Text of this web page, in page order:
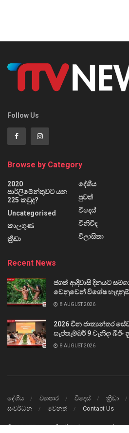
Follow Us
Browse by Category
2020
පාර්ලිමේන්තුවට යන
225 කවුද?
Uncategorised
කාලගුණ
ක්‍රීඩා
දේශීය
පුවත්
විදෙස්
විනිවිද
විලාසිතා
Recent News
ජගත් ආදිවාසි දිනයට
වෙනුවෙන් විශේෂ
8 AUGUST 2026
2026 චීන ජාත්‍යන්තර
සැප්තැම්බර් 9 වැනිදා
8 AUGUST 2026
දේශීය ව්‍යාපාර විදෙස් ක්‍රීඩා
සංවර්ධන
වෙනත් Contact Us
© 2024TTVnews.lkAll Rights Reserved